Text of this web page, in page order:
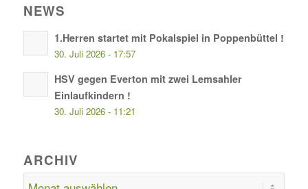
NEWS
1.Herren startet mit Pokalspiel in Poppenbüttel !
30. Juli 2026 - 17:57
HSV gegen Everton mit zwei Lemsahler
Einlaufkindern !
30. Juli 2026 - 11:21
ARCHIV